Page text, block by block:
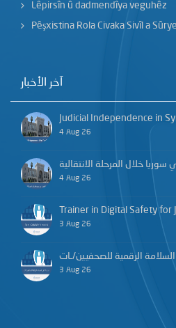
Lêpirsîn û dadmendîya veguhêz
Pêşxistina Rola Civaka Sivîl a
آخر الأخبار
Judicial Independence in
4 Aug 26
خلال المرحلة الانتقالية
4 Aug 26
Trainer in Digital Safety for
3 Aug 26
الرقمية للصحفيين/ـات
3 Aug 26